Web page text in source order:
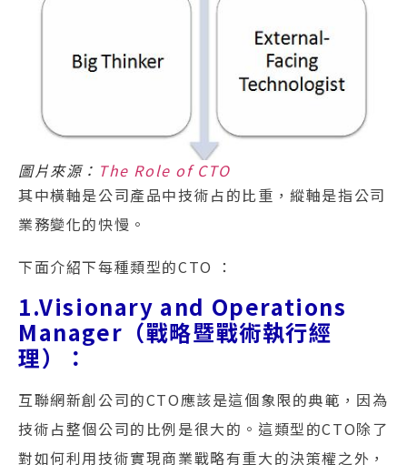
圖片來源： The Role of CTO
其中橫軸是公司產品中技術占的比重，縱軸是指公司
業務變化的快慢。
下面介紹下每種類型的CTO ：
1.Visionary and Operations
Manager（戰略暨戰術執行經
理）：
互聯網新創公司的CTO應該是這個象限的典範，因為
技術占整個公司的比例是很大的。這類型的CTO除了
對如何利用技術實現商業戰略有重大的決策權之外，